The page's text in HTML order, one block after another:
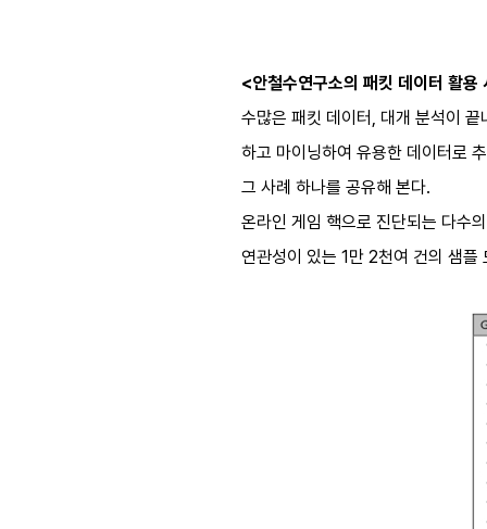
<안철수연구소의 패킷 데이터 활용
수많은 패킷 데이터, 대개 분석이
하고 마이닝하여 유용한 데이터로
그 사례 하나를 공유해 본다.
온라인 게임 핵으로 진단되는 다수
연관성이 있는 1만 2천여 건의 샘플